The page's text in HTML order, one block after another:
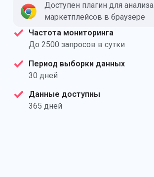
Доступен плагин для анализа
маркетплейсов в браузере
Частота мониторинга
До 2500 запросов в сутки
Период выборки данных
30 дней
Данные доступны
365 дней